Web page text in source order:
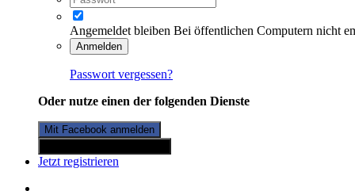
Angemeldet bleiben Bei öffentlichen Computern nicht
Anmelden
Passwort vergessen?
Oder nutze einen der folgenden Dienste
Mit Facebook anmelden
Jetzt registrieren